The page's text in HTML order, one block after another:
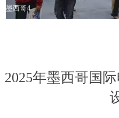
墨西哥4
2025年墨西哥国